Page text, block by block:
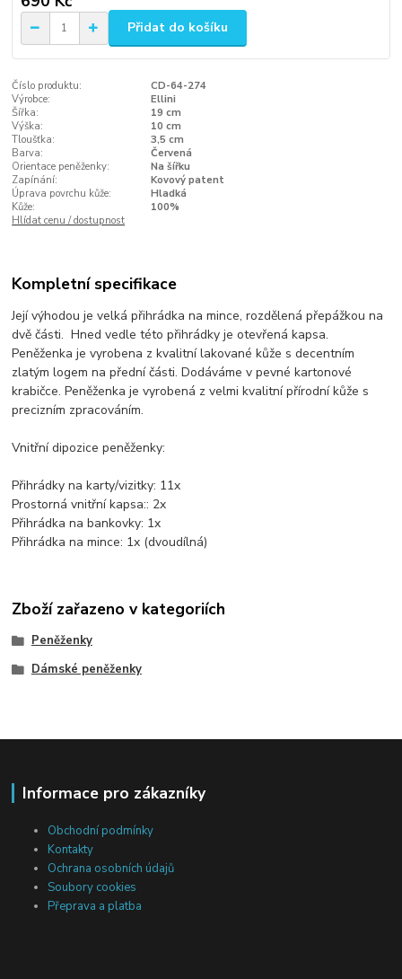
Přidat do košíku
Číslo produktu:
CD-64-274
Výrobce:
Ellini
Šířka:
19 cm
Výška:
10 cm
Tloušťka:
3,5 cm
Barva:
Červená
Orientace peněženky:
Na šířku
Zapínání:
Kovový patent
Úprava povrchu kůže:
Hladká
Kůže:
100%
Hlídat cenu / dostupnost
Kompletní specifikace
Její výhodou je velká přihrádka na mince, rozdělená přepážkou na
dvě části. Hned vedle této přihrádky je otevřená kapsa.
Peněženka je vyrobena z kvalitní lakované kůže s decentním
zlatým logem na přední části. Dodáváme v pevné kartonové
krabičce. Peněženka je vyrobená z velmi kvalitní přírodní kůže s
precizním zpracováním.
Vnitřní dipozice peněženky:
Přihrádky na karty/vizitky: 11x
Prostorná vnitřní kapsa:: 2x
Přihrádka na bankovky: 1x
Přihrádka na mince: 1x (dvoudílná)
Zboží zařazeno v kategoriích
Peněženky
Dámské peněženky
Informace pro zákazníky
Obchodní podmínky
Kontakty
Ochrana osobních údajů
Soubory cookies
Přeprava a platba